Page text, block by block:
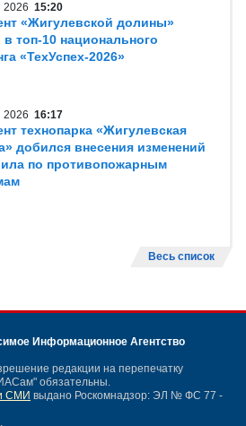
2026 15:20
«Жигулевской долины»
топ-10 национального
«ТехУспех-2026»
2026 16:17
технопарка «Жигулевская
добился внесения изменений
по противопожарным
Весь список
Информационное Агентство
редакции на перепечатку
обязательны.
СМИ выдано Роскомнадзор: ЭЛ № ФС 77 -